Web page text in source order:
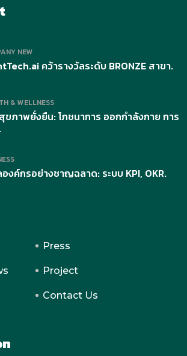
NEW
คว้ารางวัลระดับ BRONZE สาขา.
& WELLNESS
ขภาพยั่งยืน: โภชนาการ ออกกำลังกาย การ
องค์กรอย่างชาญฉลาด: ระบบ KPI, OKR.
Press
Project
Contact Us